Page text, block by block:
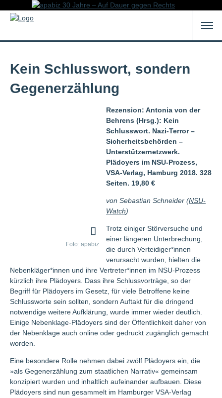
Kein Schlusswort, sondern
Gegenerzählung
Foto: apabiz
Rezension: Antonia von der
Behrens (Hrsg.): Kein
Schlusswort. Nazi-Terror –
Sicherheitsbehörden –
Unterstützernetzwerk.
Plädoyers im NSU-Prozess,
VSA-Verlag, Hamburg 2018. 328
Seiten. 19,80 €
von Sebastian Schneider (NSU-
Watch)
Trotz einiger Störversuche und
einer längeren Unterbrechung,
die durch Verteidiger*innen
verursacht wurden, hielten die
Nebenkläger*innen und ihre Vertreter*innen im NSU-Prozess
kürzlich ihre Plädoyers. Dass ihre Schlussvorträge, so der
Begriff für Plädoyers im Gesetz, für viele Betroffene keine
Schlussworte sein sollten, sondern Auftakt für die dringend
notwendige weitere Aufklärung, wurde immer wieder deutlich.
Einige Nebenklage-Plädoyers sind der Öffentlichkeit daher von
der Nebenklage auch online oder gedruckt zugänglich gemacht
worden.
Eine besondere Rolle nehmen dabei zwölf Plädoyers ein, die
»als Gegenerzählung zum staatlichen Narrativ« gemeinsam
konzipiert wurden und inhaltlich aufeinander aufbauen. Diese
Plädoyers sind nun gesammelt im Hamburger VSA-Verlag